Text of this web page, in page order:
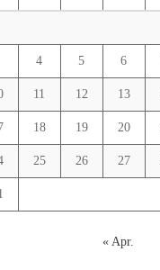
4 5 6
11 12 13
18 19 20
25 26 27
« Apr.